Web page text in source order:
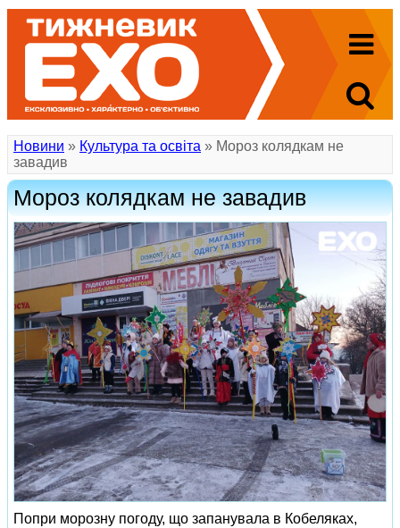
Новини » Культура та освіта » Мороз колядкам не
завадив
Мороз колядкам не завадив
Попри морозну погоду, що запанувала в Кобеляках,